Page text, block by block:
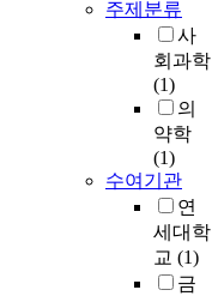
주제분류
사
회과학
(1)
의
약학
(1)
수여기관
연
세대학
교 (1)
금